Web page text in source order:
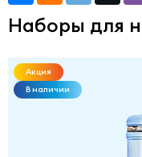
Наборы для
Акция
В наличии